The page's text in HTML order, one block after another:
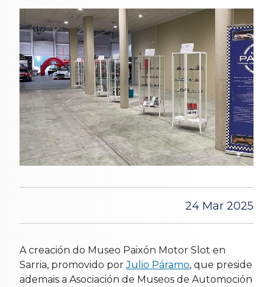
24 Mar 2025
A creación do Museo Paixón Motor Slot en
Sarria, promovido porJulio Páramo, que preside
ademais a Asociación de Museos de Automoción